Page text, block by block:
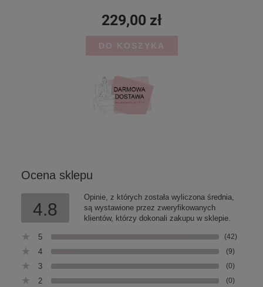
229,00 zł
DO KOSZYKA
Ocena sklepu
4.8
Opinie, z których została wyliczona średnia,
są wystawione przez zweryfikowanych
klientów, którzy dokonali zakupu w sklepie.
5 (42)
4 (9)
3 (0)
2 (0)